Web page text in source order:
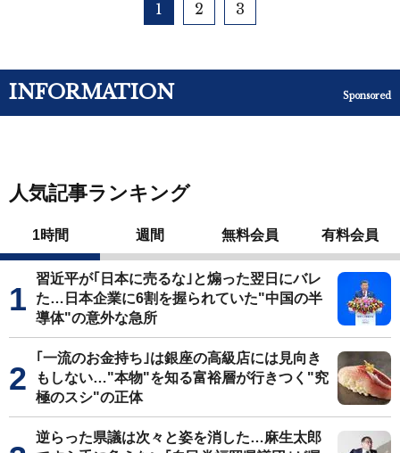
1 2 3
INFORMATION Sponsored
人気記事ランキング
1時間 週間 無料会員 有料会員
習近平が｢日本に売るな｣と煽った翌日にバレ
た…日本企業に6割を握られていた"中国の半
導体"の意外な急所
｢一流のお金持ち｣は銀座の高級店には見向き
もしない…"本物"を知る富裕層が行きつく"究
極のスシ"の正体
逆らった県議は次々と姿を消した…麻生太郎